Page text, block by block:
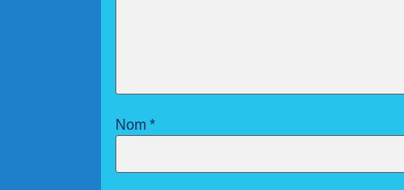
Nom *